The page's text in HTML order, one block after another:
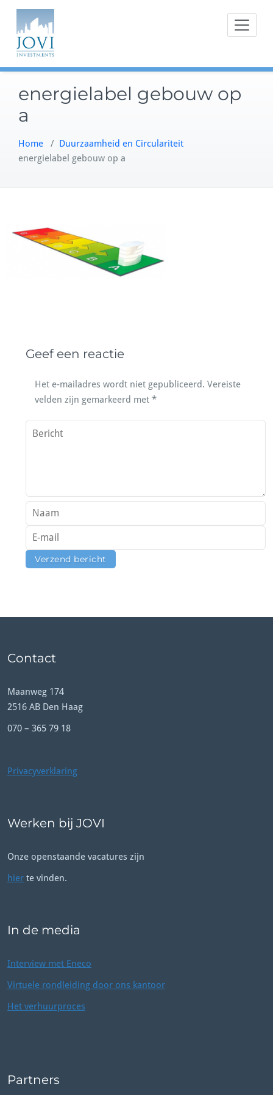
Doorgaan
inhoud
energielabel gebouw op
a
Home / Duurzaamheid en Circulariteit
energielabel gebouw op a
Geef een reactie
Het e-mailadres wordt niet gepubliceerd. Vereiste
velden zijn gemarkeerd met *
Contact
Maanweg 174
2516 AB Den Haag
070 – 365 79 18
Privacyverklaring
Werken bij JOVI
Onze openstaande vacatures zijn
hier te vinden.
In de media
Interview met Eneco
Virtuele rondleiding door ons kantoor
Het verhuurproces
Partners